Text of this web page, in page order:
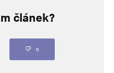
Vyžadované informace jsou
článek?
0